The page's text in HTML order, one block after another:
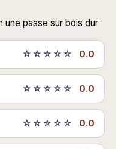
une passe sur bois dur
☆☆☆☆☆ 0.0
☆☆☆☆☆ 0.0
☆☆☆☆☆ 0.0